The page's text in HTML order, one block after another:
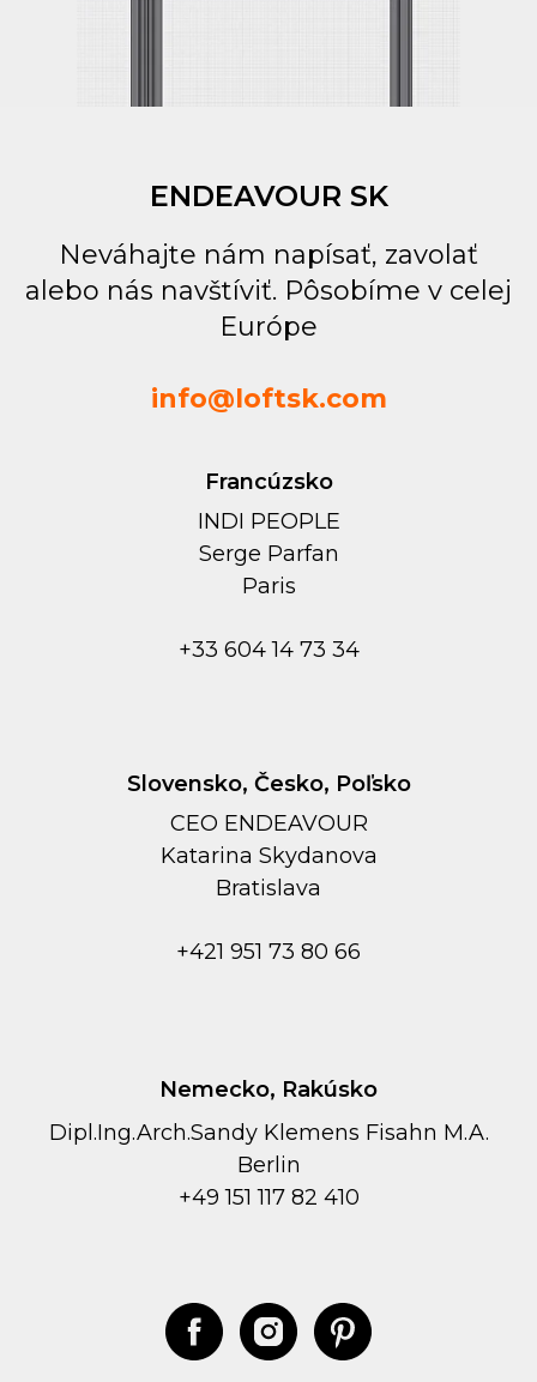
ENDEAVOUR SK
Neváhajte nám napísať, zavolať
alebo nás navštíviť. Pôsobíme v celej
Európe
info@loftsk.com
Francúzsko
INDI PEOPLE
Serge Parfan
Paris
+33 604 14 73 34
Slovensko, Česko, Poľsko
CEO ENDEAVOUR
Kаtarina Skydanova
Bratislava
+421 951 73 80 66
Nemecko, Rakúsko
Dipl.Ing.Arch.Sandy Klemens Fisahn M.A.
Berlin
+49 151 117 82 410